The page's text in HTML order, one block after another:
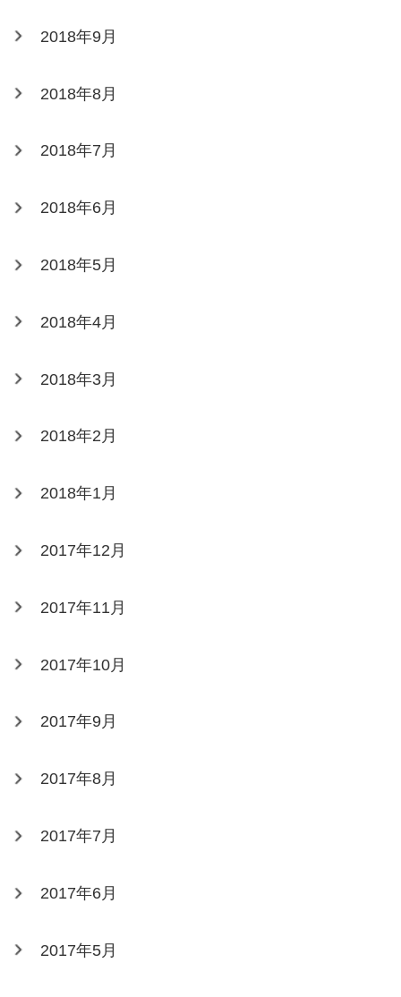
2018年9月
2018年8月
2018年7月
2018年6月
2018年5月
2018年4月
2018年3月
2018年2月
2018年1月
2017年12月
2017年11月
2017年10月
2017年9月
2017年8月
2017年7月
2017年6月
2017年5月